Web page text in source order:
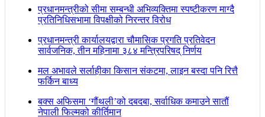
प्रधानमन्त्रीको सीमा सम्बन्धी अभिव्यक्तिमा स्पष्टीकरण माग्दै
प्रतिनिधिसभामा विपक्षीको निरन्तर विरोध
प्रधानमन्त्री कार्यालयद्वारा चौमासिक प्रगति प्रतिवेदन
सार्वजनिक, तीन महिनामा ३८४ मन्त्रिपरिषद् निर्णय
मल अभावले सर्लाहीका किसान संकटमा, लाइन बस्दा पनि रित्तै
फर्किन बाध्य
बक्स अफिसमा ‘गौंथली’को दबदबा, सर्वाधिक कमाउने सातौं
नेपाली फिल्मको कीर्तिमान